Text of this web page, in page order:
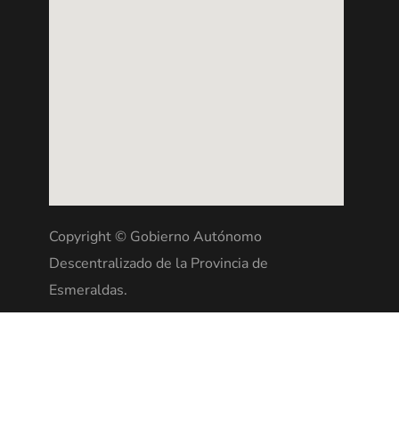
Copyright © Gobierno Autónomo
Descentralizado de la Provincia de
Esmeraldas.